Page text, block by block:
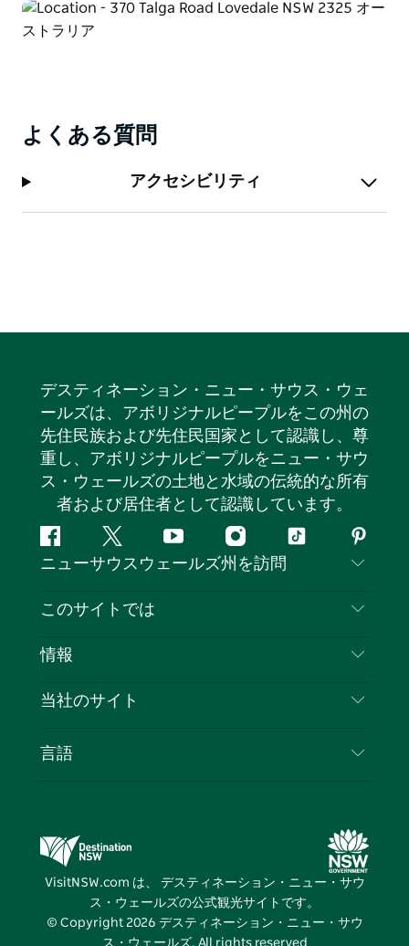
よくある質問
アクセシビリティ
デスティネーション・ニュー・サウス・ウェ
ールズは、アボリジナルピープルをこの州の
先住民族および先住民国家として認識し、尊
重し、アボリジナルピープルをニュー・サウ
ス・ウェールズの土地と水域の伝統的な所有
者および居住者として認識しています。
フ
ェ
ス
ッ
ツ
イ
タ
ユ
ー
イ
ン
テ
ピ
ン
レ
ト
ニューサウスウェールズ州を訪問
お問い合わせ
クッキーに関する通知
このサイトでは
目的地
イベント
情報
旅行情報
NSWでのビジネス
当社のサイト
デスティネーション・ニュー・サウス・ウェール
ズメディアセンター
ビビッド・シドニー
言語
VisitNSW.com は、 デスティネーション・ニュー・サウ
ス・ウェールズの公式観光サイトです。
© Copyright 2026 デスティネーション・ニュー・サウ
ス・ウェールズ. All rights reserved